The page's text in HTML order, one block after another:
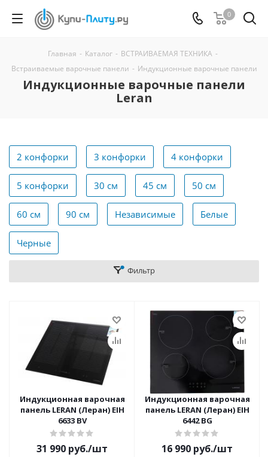
0
Главная - Каталог - ВСТРАИВАЕМАЯ ТЕХНИКА -
Встраиваемые варочные панели - Индукционные варочные панели
Индукционные варочные панели
Leran
2 конфорки 3 конфорки 4 конфорки
5 конфорки 30 см 45 см 50 см
60 см 90 см Независимые Белые
Черные
Фильтр
Индукционная варочная
панель LERAN (Леран) EIH
6633 BV
31 990 руб./шт
Индукционная варочная
панель LERAN (Леран) EIH
6442 BG
16 990 руб./шт